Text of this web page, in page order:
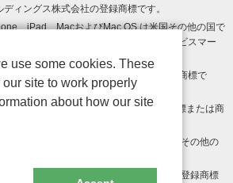
ィングス株式会社の登録商標です。
、iPad、MacおよびMac OS は米国その他の国で
標です。App Store は Apple Inc. のサービスマー
よび Google Play ロゴ は Google LLC の商標で
の米国およびその他の国における登録商標または商
Adobe PDF は、Adobe Inc.の米国およびその他の
社名、商品名、ロゴは各社の商標または登録商標
use some cookies. These
site to work properly
about how our site